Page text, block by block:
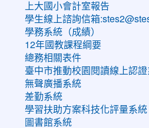
上大國小會計室報告
學生線上諮詢信箱
學務系統（成績）
12年國教課程綱要
總務相關表件
臺中市推動校園閱讀線上認
無聲廣播系統
差勤系統
學習扶助方案科技化評量系統
圖書館系統